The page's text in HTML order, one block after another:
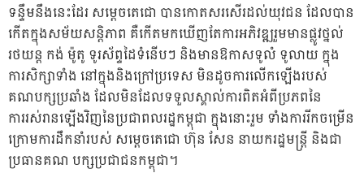
ទន្ទឹមនឹងនេះដែរ សម្តេចតេជោ បានកោតសរសើរដល់យុវជន ដែលបាន
កើតក្នុងសម័យសន្តិភាព គឺកើតមកឃើញតែការអភិវឌ្ឍរួមមានផ្លូវថ្នល់
រថយន្ត កង់ ម៉ូតូ ទូរស័ព្ទដៃទំនើបៗ និងមានឱកាសទូលំ ទូលាយ ក្នុង
ការសិក្សាទាំង នៅក្នុងនិងក្រៅប្រទេស មិនដូចការលើកឡើងរបស់
គណបក្សប្រឆាំង ដែលមិនដែលទទួលស្គាល់ការពិតអំពីប្រភពនៃ
ការរស់រានឡើងវិញនៃប្រជាពលរដ្ឋកម្ពុជា ក្នុងនោះរួម ទាំងការរីកចម្រើន
ក្រោមការដឹកនាំរបស់ សម្តេចតេជោ ហ៊ុន សែន នាយករដ្ឋមន្រ្តី និងជា
ប្រធានគណ បក្សប្រជាជនកម្ពុជា។